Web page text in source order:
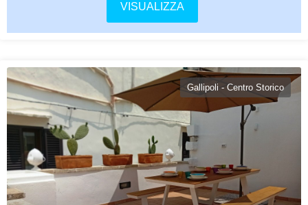
VISUALIZZA
Gallipoli - Centro Storico